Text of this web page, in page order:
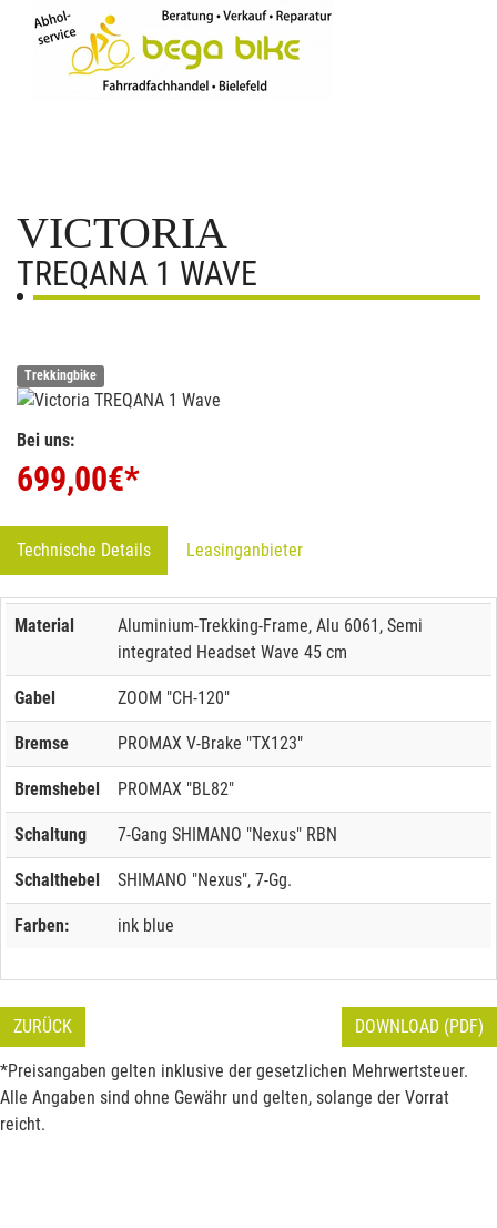
VICTORIA
TREQANA 1 WAVE
Trekkingbike
Bei uns:
699,00€*
Technische Details Leasinganbieter
Material
Aluminium-Trekking-Frame, Alu 6061, Semi
integrated Headset Wave 45 cm
Gabel ZOOM "CH-120"
Bremse PROMAX V-Brake "TX123"
Bremshebel PROMAX "BL82"
Schaltung 7-Gang SHIMANO "Nexus" RBN
Schalthebel SHIMANO "Nexus", 7-Gg.
Farben: ink blue
ZURÜCK DOWNLOAD (PDF)
*Preisangaben gelten inklusive der gesetzlichen Mehrwertsteuer.
Alle Angaben sind ohne Gewähr und gelten, solange der Vorrat
reicht.